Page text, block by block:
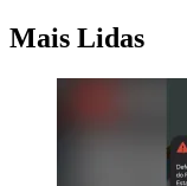
Mais Lidas